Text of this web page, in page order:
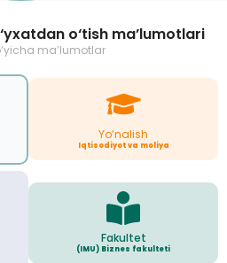
o‘tish ma’lumotlari
ma’lumotlar
Yo‘nalish
Iqtisodiyot va moliya
Fakultet
(IMU) Biznes fakulteti